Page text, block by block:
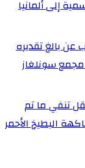
إلى ألمانيا
عن بالغ تقديره
مجمع سونلغاز
تنفي ما تم
البطيخ الأحمر